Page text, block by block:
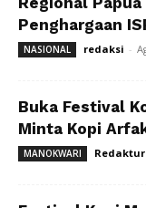
Penghargaan
NASIONAL redaksi -
Buka Festival
Minta Kopi
MANOKWARI